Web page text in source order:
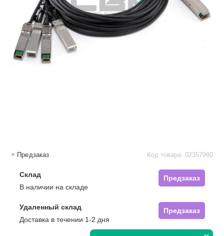
Предзаказ Код товара: 02357980
Склад
Предзаказ
В наличии на складе
Удаленный склад
Предзаказ
Доставка в течении 1-2 дня